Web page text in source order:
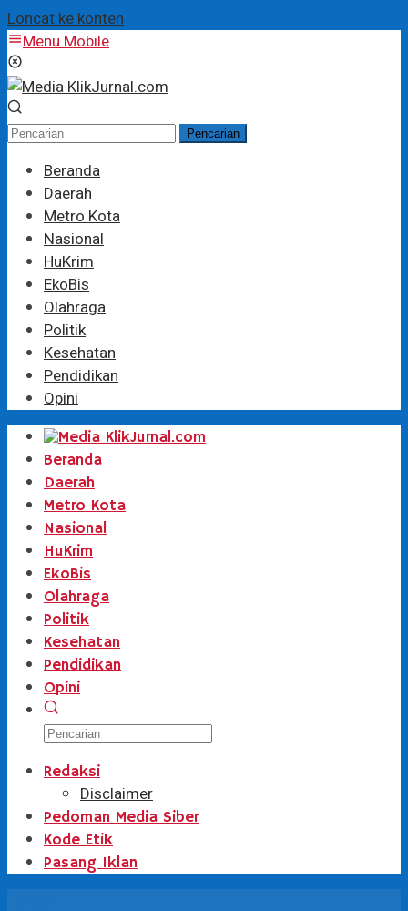
Loncat ke konten
Menu Mobile
Pencarian
Beranda
Daerah
Metro Kota
Nasional
HuKrim
EkoBis
Olahraga
Politik
Kesehatan
Pendidikan
Opini
Beranda
Daerah
Metro Kota
Nasional
HuKrim
EkoBis
Olahraga
Politik
Kesehatan
Pendidikan
Opini
Redaksi
Disclaimer
Pedoman Media Siber
Kode Etik
Pasang Iklan